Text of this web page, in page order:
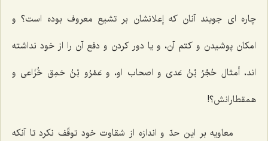
چاره ‌اى جویند آنان که إعلانشان بر تشیع معروف بوده است؟ و
امکان پوشیدن و کتم آن، و یا دور کردن و دفع آن را از خود نداشته‌
اند، أمثال حُجْرُ بْنُ عَدى و اصحاب او، و عَمْرُو بْنُ حَمِق خُزَاعى و
همقطارانش؟!
معاویه بر این حدّ و اندازه از شقاوت خود توقّف نکرد تا آنکه